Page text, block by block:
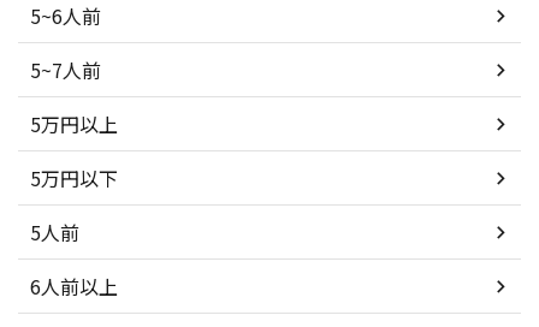
5~6人前
5~7人前
5万円以上
5万円以下
5人前
6人前以上